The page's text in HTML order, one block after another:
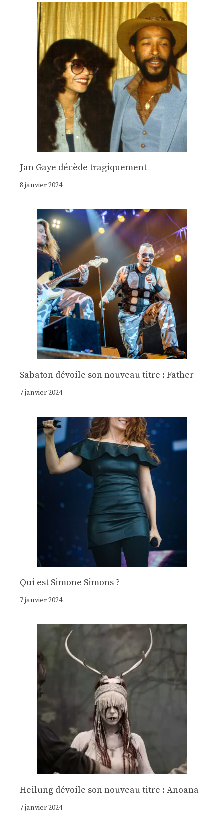
Jan Gaye décède tragiquement
8 janvier 2024
Sabaton dévoile son nouveau titre : Father
7 janvier 2024
Qui est Simone Simons ?
7 janvier 2024
Heilung dévoile son nouveau titre : Anoana
7 janvier 2024